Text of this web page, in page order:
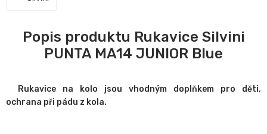
Popis produktu Rukavice Silvini
PUNTA MA14 JUNIOR Blue
Rukavice na kolo jsou vhodným doplňkem pro děti,
ochrana při pádu z kola.